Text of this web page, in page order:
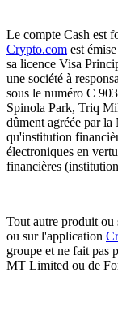
Le compte Cash est
Crypto.com est
sa licence Visa
une société à
sous le numéro C
Spinola Park, Triq
dûment agréée par
qu'institution
électroniques en
financières
Tout autre produit ou
ou sur l'application
groupe et ne fait pas
MT Limited ou de